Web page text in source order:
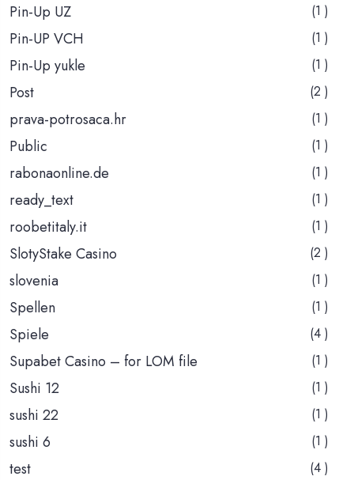
Pin-Up UZ (1 )
Pin-UP VCH (1 )
Pin-Up yukle (1 )
Post (2 )
prava-potrosaca.hr (1 )
Public (1 )
rabonaonline.de (1 )
ready_text (1 )
roobetitaly.it (1 )
SlotyStake Casino (2 )
slovenia (1 )
Spellen (1 )
Spiele (4 )
Supabet Casino – for LOM file (1 )
Sushi 12 (1 )
sushi 22 (1 )
sushi 6 (1 )
test (4 )